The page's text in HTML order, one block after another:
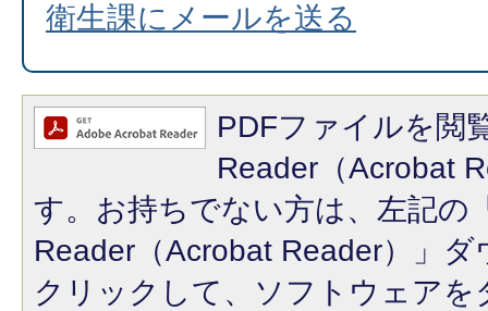
衛生課にメールを送る
PDFファイルを閲
Reader（Acrobat
す。お持ちでない方は、左記の
Reader（Acrobat Reader）」
クリックして、ソフトウェア